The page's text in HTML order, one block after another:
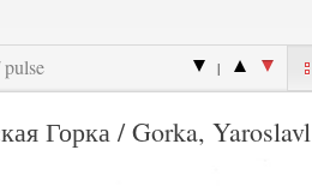
|
Горка / Gorka, Yaroslavl